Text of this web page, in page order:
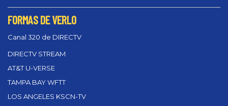
FORMAS DE VERLO
Canal 320 de DIRECTV
DIRECTV STREAM
AT&T U-VERSE
TAMPA BAY WFTT
LOS ANGELES KSCN-TV